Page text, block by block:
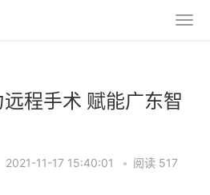
程手术 赋能广东智
2021-11-17 15:40:01 • 阅读 517